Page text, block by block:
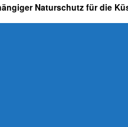
Naturschutz für die